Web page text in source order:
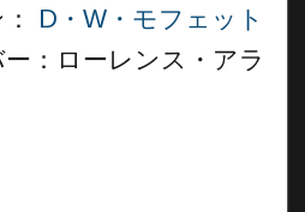
D・W・モフェット
：ローレンス・アラ